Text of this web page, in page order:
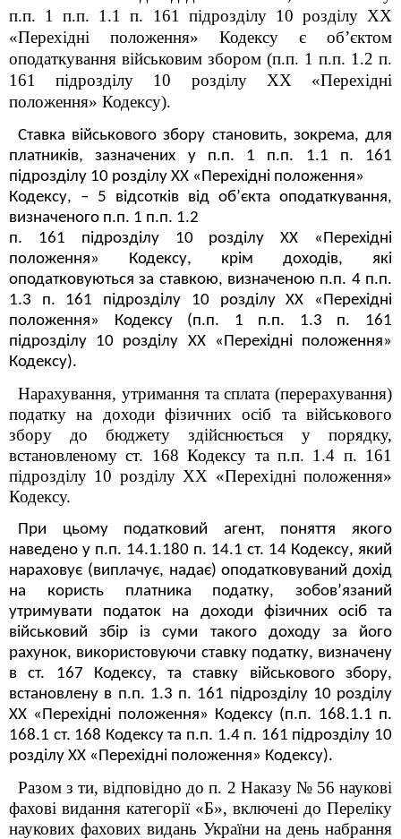
п.п. 1 п.п. 1.1 п. 161
підрозділу 10 розділу XX
«Перехідні положення» Кодексу є об’єктом
оподаткування військовим збором (п.п. 1 п.п. 1.2 п.
161
підрозділу 10 розділу XX «Перехідні
положення» Кодексу).
Ставка військового збору становить, зокрема, для
платників, зазначених у п.п. 1 п.п. 1.1 п. 161
підрозділу 10 розділу XX «Перехідні положення»
Кодексу, – 5 відсотків від об’єкта оподаткування,
визначеного п.п. 1 п.п. 1.2
п. 161 підрозділу 10 розділу XX «Перехідні
положення» Кодексу, крім доходів, які
оподатковуються за ставкою, визначеною п.п. 4 п.п.
1.3 п. 161 підрозділу 10 розділу XX «Перехідні
положення» Кодексу(п.п. 1 п.п. 1.3 п. 161
підрозділу 10 розділу XX «Перехідні положення»
Кодексу).
Нарахування, утримання та сплата (перерахування)
податку на доходи фізичних осіб та військового
збору до бюджету здійснюється у порядку,
встановленому ст. 168 Кодексу та п.п. 1.4 п. 161
підрозділу 10 розділу XX «Перехідні положення»
Кодексу.
При цьому податковий агент, поняття якого
наведено у п.п. 14.1.180 п. 14.1 ст. 14 Кодексу, який
нараховує (виплачує, надає) оподатковуваний дохід
на користь платника податку, зобов’язаний
утримувати податок на доходи фізичних осіб та
військовий збір із суми такого доходу за його
рахунок, використовуючи ставку податку, визначену
в ст. 167 Кодексу, та ставку військового збору,
встановлену в п.п. 1.3 п. 161 підрозділу 10 розділу
XX «Перехідні положення» Кодексу (п.п. 168.1.1 п.
168.1 ст. 168 Кодексу та п.п. 1.4 п. 161 підрозділу 10
розділу XX «Перехідні положення» Кодексу).
Разом з ти, відповідно до п. 2 Наказу № 56 наукові
фахові видання категорії «Б», включені до Переліку
наукових фахових видань України на день набрання